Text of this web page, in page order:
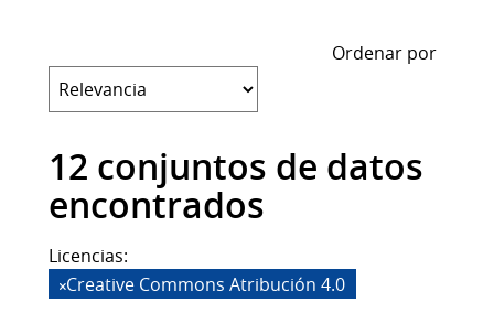
Ordenar por
12 conjuntos de datos
encontrados
Licencias:
Creative Commons Atribución 4.0